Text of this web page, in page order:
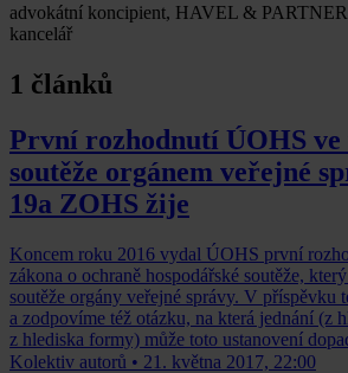
advokátní koncipient, HAVEL &
kancelář
1 článků
První rozhodnutí ÚOHS ve
soutěže orgánem veřejné
19a ZOHS žije
Koncem roku 2016 vydal ÚOHS první
zákona o ochraně hospodářské soutěže,
soutěže orgány veřejné správy. V příspěvku
a zodpovíme též otázku, na která jednání (z
z hlediska formy) může toto ustanovení
Kolektiv autorů • 21. května 2017, 22:00